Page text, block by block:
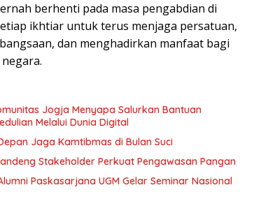
berhenti pada masa pengabdian di
ikhtiar untuk terus menjaga persatuan,
dan menghadirkan manfaat bagi
Jogja Menyapa Salurkan Bantuan
Melalui Dunia Digital
Jaga Kamtibmas di Bulan Suci
Stakeholder Perkuat Pengawasan Pangan
Paskasarjana UGM Gelar Seminar Nasional